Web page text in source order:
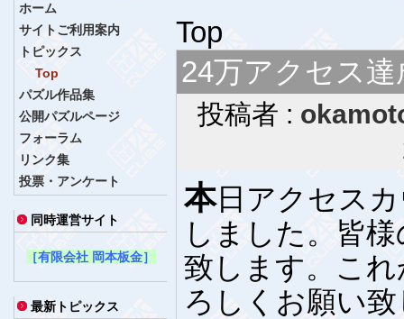
ホーム
サイトご利用案内
トピックス
Top
パズル作品集
公開パズルページ
フォーラム
リンク集
投票・アンケート
同時運営サイト
［有限会社 岡本板金］
最新トピックス
Top
24万アクセス達
投稿者 :
本日アクセス
しました。皆
致します。こ
ろしくお願い